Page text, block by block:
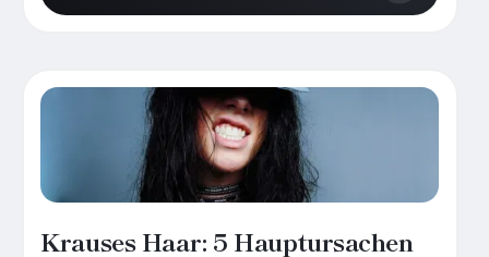
Krauses Haar: 5 Hauptursachen